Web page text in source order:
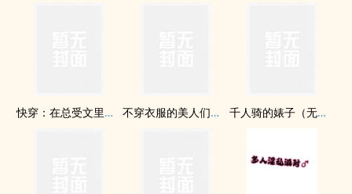
快穿：在总受文里抢主角攻np 不穿衣服的美人们（np） 千人骑的婊子（无节操np纯肉文）